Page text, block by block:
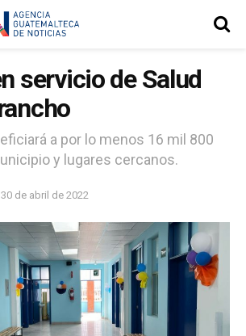
servicio de Salud
a por lo menos 16 mil 800
y lugares cercanos.
30 de abril de 2022